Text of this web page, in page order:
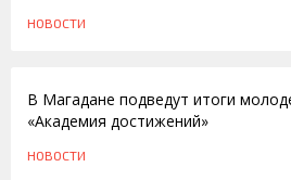
НОВОСТИ
В Магадане подведут итоги
«Академия достижений»
НОВОСТИ